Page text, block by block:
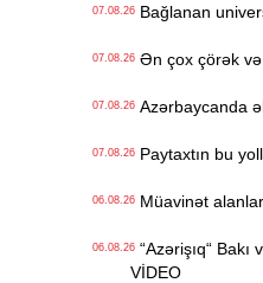
07.08.26Bağlanan
07.08.26Ən çox çörək və
07.08.26Azərbaycanda
07.08.26Paytaxtın bu
06.08.26Müavinət
06.08.26“Azərişıq“ Bakı
VİDEO